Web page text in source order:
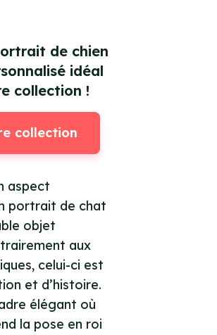
de chien
idéal
collection !
collection
aspect
portrait de chat
objet
aux
celui-ci est
et d’histoire.
élégant où
la pose en roi